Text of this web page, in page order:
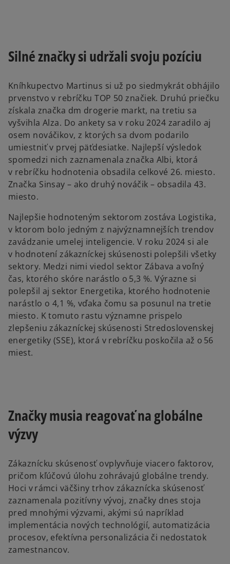
Silné značky si udržali svoju pozíciu
Kníhkupectvo Martinus si už po siedmykrát obhájilo
prvenstvo v rebríčku TOP 50 značiek. Druhú priečku
získala značka dm drogerie markt, na tretiu sa
vyšvihla Alza. Do ankety sa v roku 2024 zaradilo aj
osem nováčikov, z ktorých sa dvom podarilo
umiestniť v prvej päťdesiatke. Najlepší výsledok
spomedzi nich zaznamenala značka Albi, ktorá
v rebríčku hodnotenia obsadila celkové 26. miesto.
Značka Sinsay – ako druhý nováčik – obsadila 43.
miesto.
Najlepšie hodnoteným sektorom zostáva Logistika,
v ktorom bolo jedným z najvýznamnejších trendov
zavádzanie umelej inteligencie. V roku 2024 si ale
v hodnotení zákazníckej skúsenosti polepšili všetky
sektory. Medzi nimi viedol sektor Zábava a voľný
čas, ktorého skóre narástlo o 5,3 %. Výrazne si
polepšil aj sektor Energetika, ktorého hodnotenie
narástlo o 4,1 %, vďaka čomu sa posunul na tretie
miesto. K tomuto rastu významne prispelo
zlepšeniu zákazníckej skúsenosti Stredoslovenskej
energetiky (SSE), ktorá v rebríčku poskočila až o 56
miest.
Značky musia reagovať na globálne
výzvy
Zákaznícku skúsenosť ovplyvňuje viacero faktorov,
pričom kľúčovú úlohu zohrávajú globálne trendy.
Hoci v rámci väčšiny trhov zákaznícka skúsenosť
zaznamenala pozitívny vývoj, značky dnes stoja
pred mnohými výzvami, akými sú napríklad
implementácia nových technológií, automatizácia
procesov, efektívna personalizácia či nedostatok
zamestnancov.